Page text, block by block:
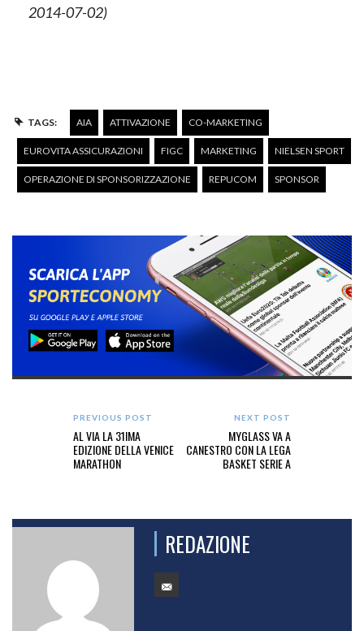
2014-07-02)
TAGS: AIA ATTIVAZIONE CO-MARKETING
EUROVITA ASSICURAZIONI FIGC MARKETING NIELSEN SPORT
OPERAZIONE DI SPONSORIZZAZIONE REPUCOM SPONSOR
PREVIOUS POST
AL VIA LA 31IMA
EDIZIONE DELLA VENICE
MARATHON
NEXT POST
MYGLASS VA A
CANESTRO CON LA LEGA
BASKET SERIE A
REDAZIONE